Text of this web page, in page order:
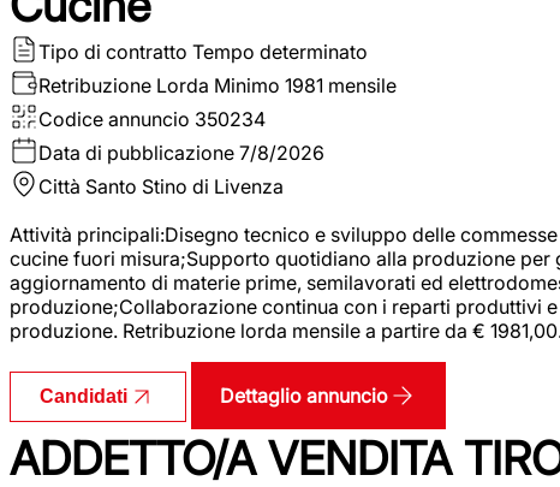
Tipo di contratto Tempo determinato
Retribuzione Lorda Minimo 1981 mensile
Codice annuncio 350234
Data di pubblicazione 7/8/2026
Città Santo Stino di Livenza
Attività principali:Disegno tecnico e sviluppo delle
cucine fuori misura;Supporto quotidiano alla produzione
aggiornamento di materie prime, semilavorati ed
produzione;Collaborazione continua con i reparti produttivi
produzione. Retribuzione lorda mensile a partire da €
Candidati Dettaglio annuncio
ADDETTO/A VENDITA